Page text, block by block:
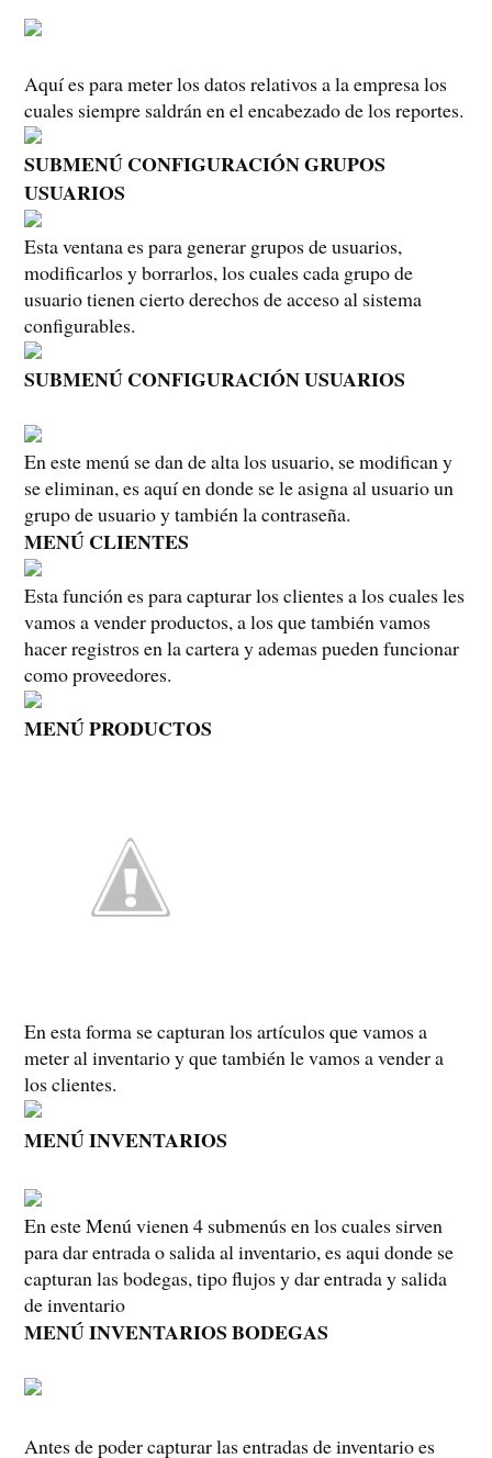
Aquí es para meter los datos relativos a la empresa los
cuales siempre saldrán en el encabezado de los reportes.
SUBMENÚ CONFIGURACIÓN GRUPOS
USUARIOS
Esta ventana es para generar grupos de usuarios,
modificarlos y borrarlos, los cuales cada grupo de
usuario tienen cierto derechos de acceso al sistema
configurables.
SUBMENÚ CONFIGURACIÓN USUARIOS
En este menú se dan de alta los usuario, se modifican y
se eliminan, es aquí en donde se le asigna al usuario un
grupo de usuario y también la contraseña.
MENÚ CLIENTES
Esta función es para capturar los clientes a los cuales les
vamos a vender productos, a los que también vamos
hacer registros en la cartera y ademas pueden funcionar
como proveedores.
MENÚ PRODUCTOS
En esta forma se capturan los artículos que vamos a
meter al inventario y que también le vamos a vender a
los clientes.
MENÚ INVENTARIOS
En este Menú vienen 4 submenús en los cuales sirven
para dar entrada o salida al inventario, es aqui donde se
capturan las bodegas, tipo flujos y dar entrada y salida
de inventario
MENÚ INVENTARIOS BODEGAS
Antes de poder capturar las entradas de inventario es